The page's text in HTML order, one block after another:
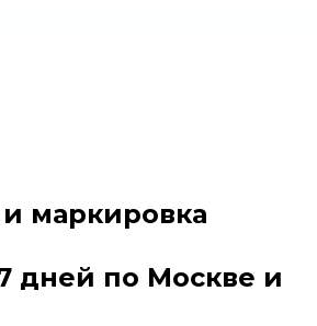
маркировка
дней по Москве и